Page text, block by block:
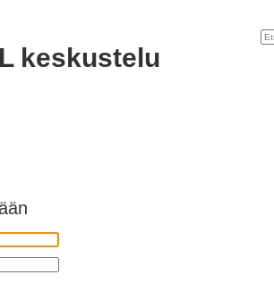
keskustelu